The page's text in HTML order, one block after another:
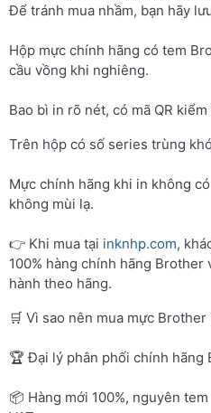
Để tránh mua nhầm, bạn hãy
Hộp mực chính hãng có tem
cầu vồng khi nghiêng.
Bao bì in rõ nét, có mã QR
Trên hộp có số series trùng
Mực chính hãng khi in không
không mùi lạ.
👉 Khi mua tại inknhp.com,
100% hàng chính hãng Brother
hành theo hãng.
🛒 Vì sao nên mua mực
🏆 Đại lý phân phối chính hãng
📦 Hàng mới 100%, nguyên